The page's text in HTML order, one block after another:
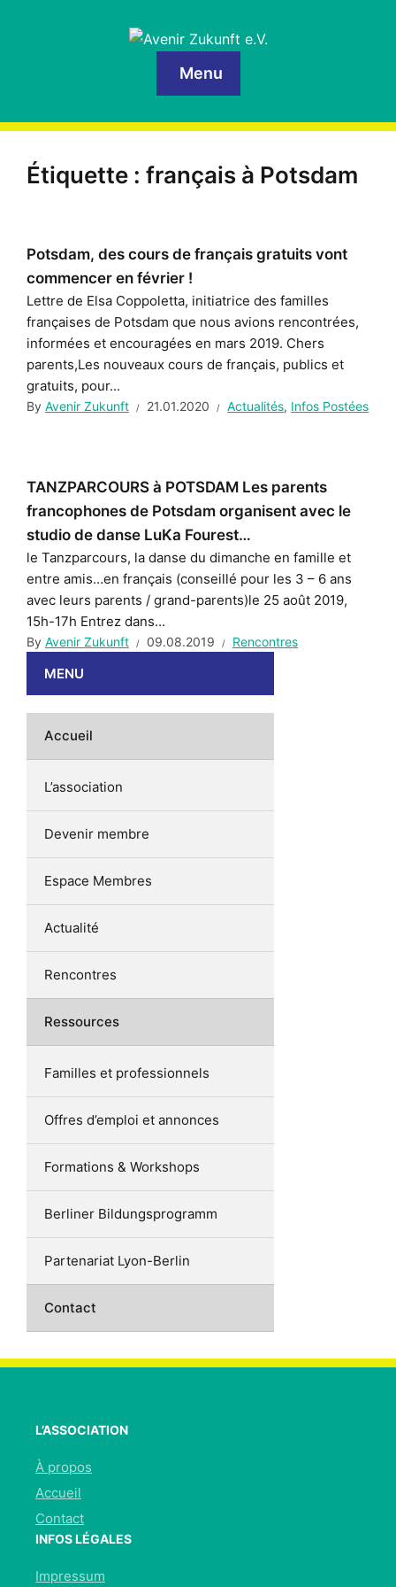
Menu
Étiquette : français à Potsdam
Potsdam, des cours de français gratuits vont
commencer en février !
Lettre de Elsa Coppoletta, initiatrice des familles
françaises de Potsdam que nous avions rencontrées,
informées et encouragées en mars 2019. Chers
parents,Les nouveaux cours de français, publics et
gratuits, pour...
By Avenir Zukunft 21.01.2020 Actualités, Infos Postées
TANZPARCOURS à POTSDAM Les parents
francophones de Potsdam organisent avec le
studio de danse LuKa Fourest…
le Tanzparcours, la danse du dimanche en famille et
entre amis…en français (conseillé pour les 3 – 6 ans
avec leurs parents / grand-parents)le 25 août 2019,
15h-17h Entrez dans...
By Avenir Zukunft 09.08.2019 Rencontres
MENU
Accueil
L’association
Devenir membre
Espace Membres
Actualité
Rencontres
Ressources
Familles et professionnels
Offres d’emploi et annonces
Formations & Workshops
Berliner Bildungsprogramm
Partenariat Lyon-Berlin
Contact
L’ASSOCIATION
À propos
Accueil
Contact
INFOS LÉGALES
Impressum